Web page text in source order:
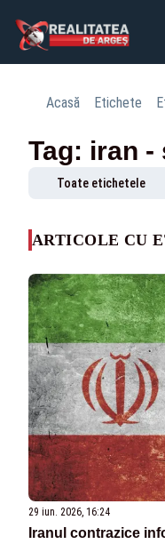
Acasă Etichete
Tag: iran -
Toate etichetele
ARTICOLE CU
29 iun. 2026, 16:24
Iranul contrazice